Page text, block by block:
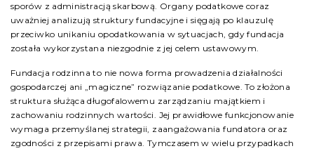
sporów z administracją skarbową. Organy podatkowe coraz
uważniej analizują struktury fundacyjne i sięgają po klauzulę
przeciwko unikaniu opodatkowania w sytuacjach, gdy fundacja
została wykorzystana niezgodnie z jej celem ustawowym.
Fundacja rodzinna to nie nowa forma prowadzenia działalności
gospodarczej ani „magiczne” rozwiązanie podatkowe. To złożona
struktura służąca długofalowemu zarządzaniu majątkiem i
zachowaniu rodzinnych wartości. Jej prawidłowe funkcjonowanie
wymaga przemyślanej strategii, zaangażowania fundatora oraz
zgodności z przepisami prawa. Tymczasem w wielu przypadkach